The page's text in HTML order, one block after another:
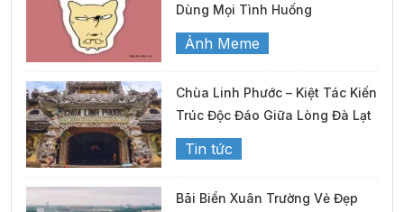
Dùng Mọi Tình Huống
Ảnh Meme
Chùa Linh Phước – Kiệt Tác Kiến
Trúc Độc Đáo Giữa Lòng Đà Lạt
Tin tức
Bãi Biển Xuân Trường Vẻ Đẹp